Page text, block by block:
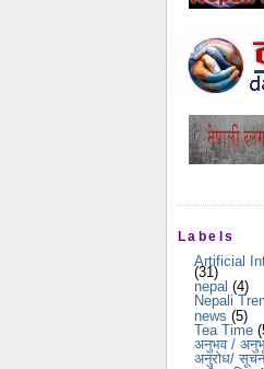
Labels
Artificial
(31)
nepal (4)
Nepali
news (5)
Tea Time
अनुभव /
अनुरोध/